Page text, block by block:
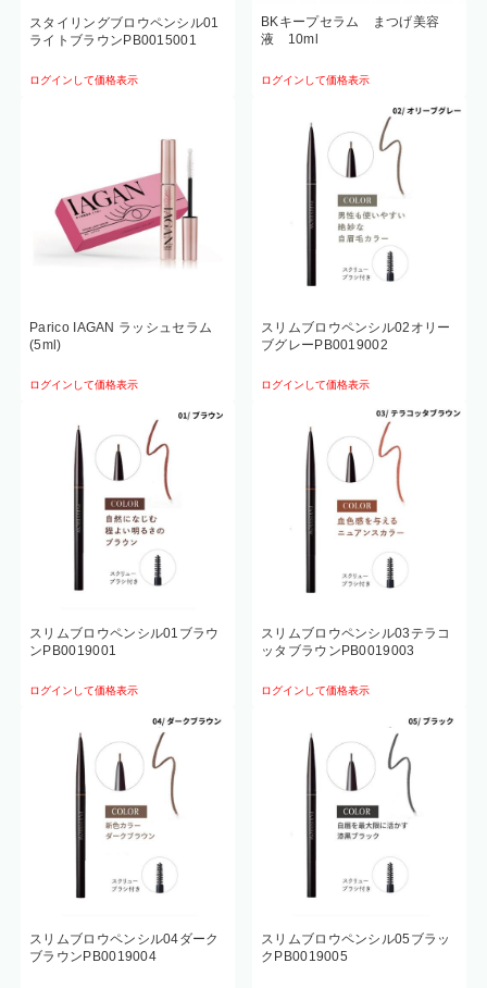
スタイリングブロウペンシル01
ライトブラウンPB0015001
ログインして価格表示
BKキープセラム まつげ美容
液 10ml
ログインして価格表示
Parico IAGAN ラッシュセラム
(5ml)
ログインして価格表示
スリムブロウペンシル02オリー
ブグレーPB0019002
ログインして価格表示
スリムブロウペンシル01ブラウ
ンPB0019001
ログインして価格表示
スリムブロウペンシル03テラコ
ッタブラウンPB0019003
ログインして価格表示
スリムブロウペンシル04ダーク
ブラウンPB0019004
スリムブロウペンシル05ブラッ
クPB0019005